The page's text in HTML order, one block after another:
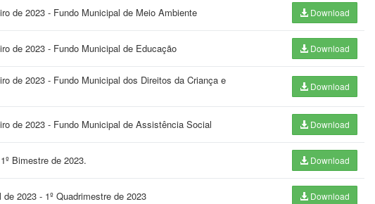
de 2023 - Fundo Municipal de Meio Ambiente Download
de 2023 - Fundo Municipal de Educação Download
de 2023 - Fundo Municipal dos Direitos da Criança e
Download
de 2023 - Fundo Municipal de Assistência Social Download
Bimestre de 2023. Download
2023 - 1º Quadrimestre de 2023 Download